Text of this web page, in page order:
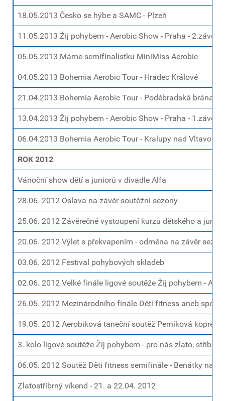
18.05.2013 Česko se hýbe a SAMC - Plzeň
11.05.2013 Žij pohybem - Aerobic Show - Praha - 2.závod
05.05.2013 Máme semifinalistku MiniMiss Aerobic
04.05.2013 Bohemia Aerobic Tour - Hradec Králové
21.04.2013 Bohemia Aerobic Tour - Poděbradská brána -
13.04.2013 Žij pohybem - Aerobic Show - Praha - 1.závod
06.04.2013 Bohemia Aerobic Tour - Kralupy nad Vltavou
ROK 2012
Vánoční show dětí a juniorů v divadle Alfa
28.06. 2012 Oslava na závěr soutěžní sezony
25.06. 2012 Závěrečné vystoupení kurzů dětského a
20.06. 2012 Výlet s překvapením - odměna na závěr
03.06. 2012 Festival pohybových skladeb
02.06. 2012 Velké finále ligové soutěže Žij pohybem -
26.05. 2012 Mezinárodního finále Děti fitness aneb
19.05. 2012 Aerobiková taneční soutěž Perníková
3. kolo ligové soutěže Žij pohybem - pro nás zlato, stříbro i
06.05. 2012 Soutěž Děti fitness semifinále - Benátky nad
Zlatostříbrný víkend - 21. a 22.04. 2012